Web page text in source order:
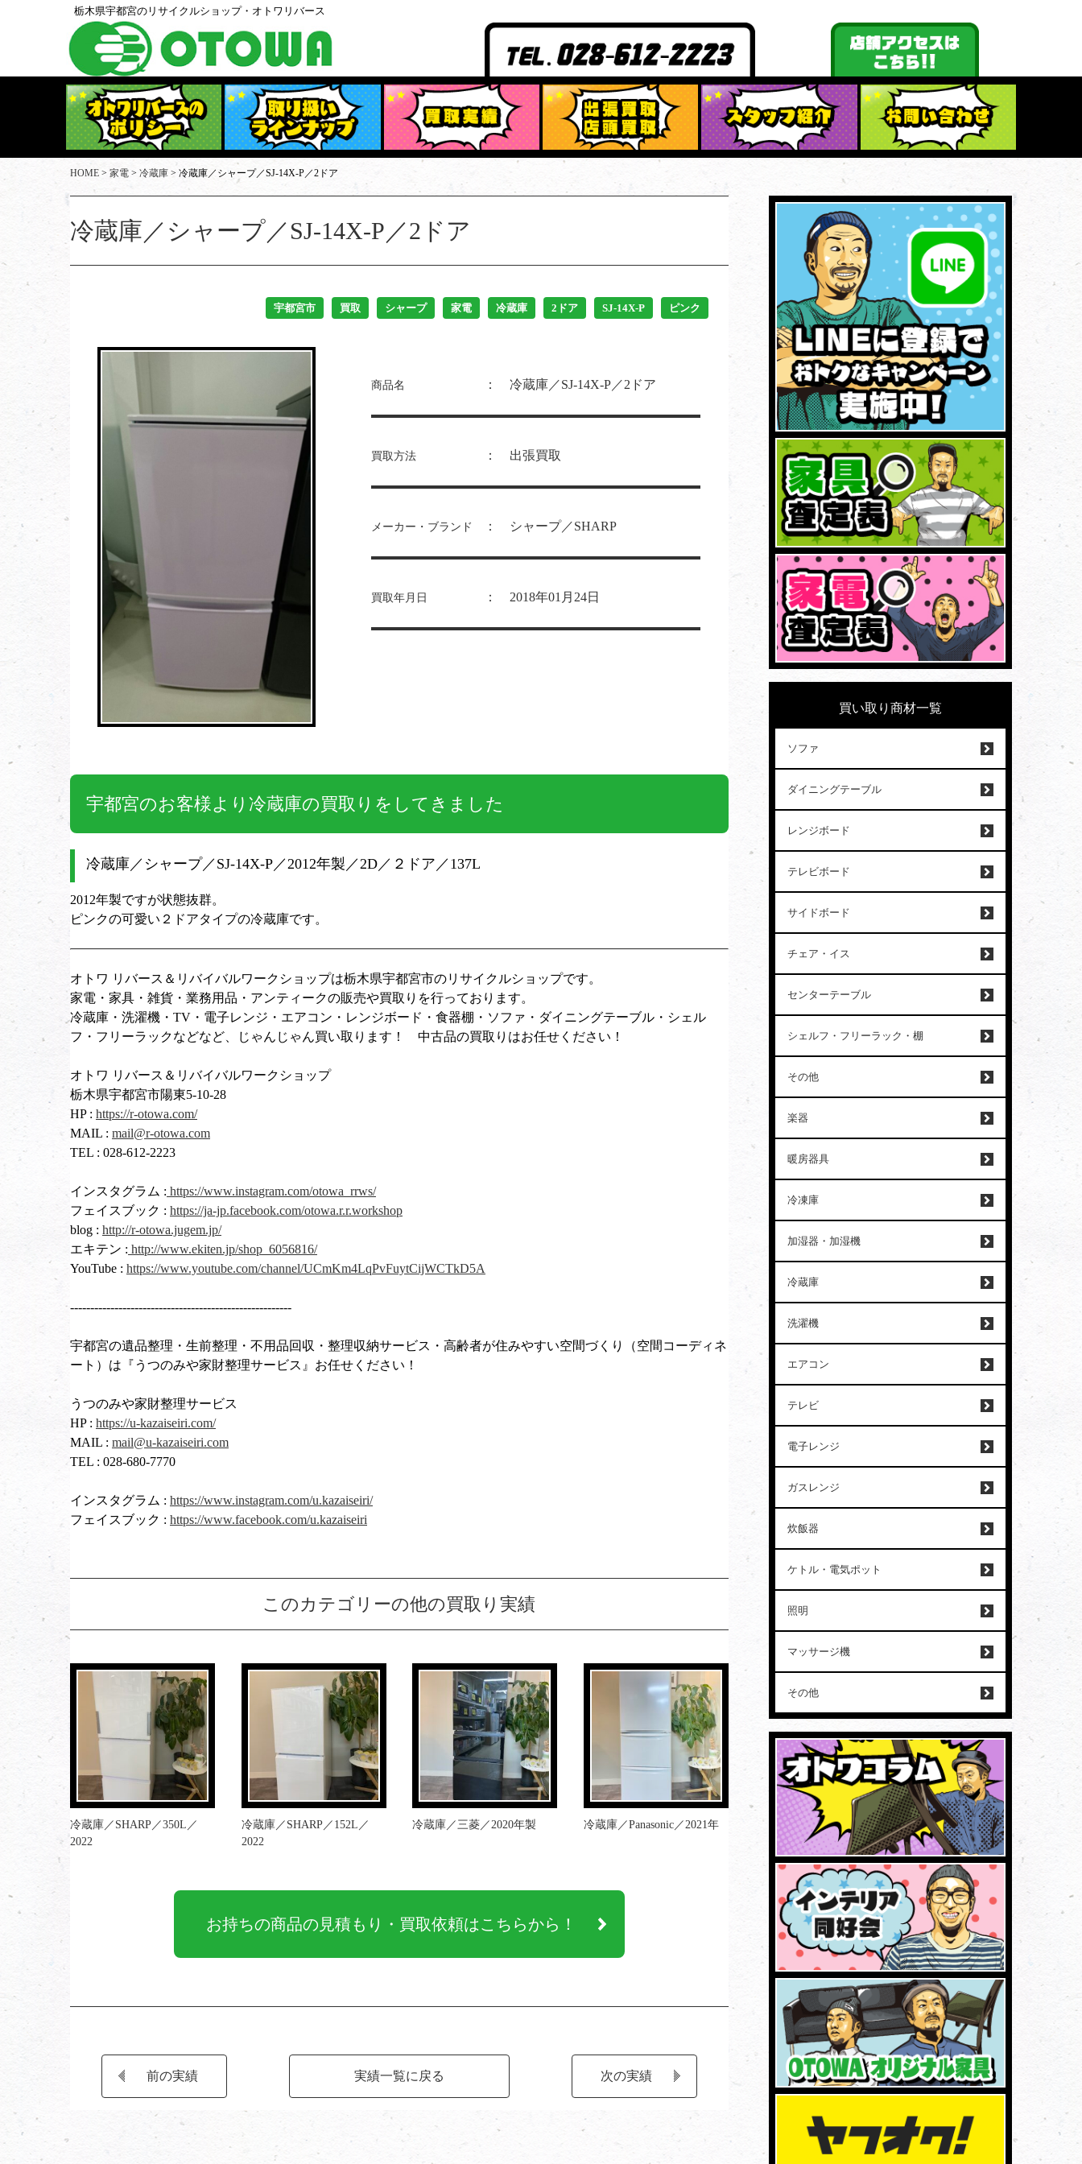
栃木県宇都宮のリサイクルショップ・オトワリバース
オトワリバースのポリシー
出張買取・店頭買取
スタッフ紹介
HOME > 家電 > 冷蔵庫 > 冷蔵庫／シャープ／SJ-14X-P／2ドア
冷蔵庫／シャープ／SJ-14X-P／2ドア
宇都宮市 買取 シャープ 家電 冷蔵庫 2ドア SJ-14X-P ピンク
商品名 ： 冷蔵庫／SJ-14X-P／2ドア
買取方法 ： 出張買取
メーカー・ブランド ： シャープ／SHARP
買取年月日 ： 2018年01月24日
宇都宮のお客様より冷蔵庫の買取りをしてきました
冷蔵庫／シャープ／SJ-14X-P／2012年製／2D／２ドア／137L
2012年製ですが状態抜群。
ピンクの可愛い２ドアタイプの冷蔵庫です。
オトワ リバース＆リバイバルワークショップは栃木県宇都宮市のリサイクルショップです。
家電・家具・雑貨・業務用品・アンティークの販売や買取りを行っております。
冷蔵庫・洗濯機・TV・電子レンジ・エアコン・レンジボード・食器棚・ソファ・ダイニングテーブル・シェル
フ・フリーラックなどなど、じゃんじゃん買い取ります！ 中古品の買取りはお任せください！
オトワ リバース＆リバイバルワークショップ
栃木県宇都宮市陽東5-10-28
HP : https://r-otowa.com/
MAIL : mail@r-otowa.com
TEL : 028-612-2223
インスタグラム : https://www.instagram.com/otowa_rrws/
フェイスブック : https://ja-jp.facebook.com/otowa.r.r.workshop
blog : http://r-otowa.jugem.jp/
エキテン : http://www.ekiten.jp/shop_6056816/
YouTube : https://www.youtube.com/channel/UCmKm4LqPvFuytCijWCTkD5A
-------------------------------------------------------
宇都宮の遺品整理・生前整理・不用品回収・整理収納サービス・高齢者が住みやすい空間づくり（空間コーディネ
ート）は『うつのみや家財整理サービス』お任せください！
うつのみや家財整理サービス
HP : https://u-kazaiseiri.com/
MAIL : mail@u-kazaiseiri.com
TEL : 028-680-7770
インスタグラム : https://www.instagram.com/u.kazaiseiri/
フェイスブック : https://www.facebook.com/u.kazaiseiri
このカテゴリーの他の買取り実績
冷蔵庫／SHARP／350L／
2022
冷蔵庫／SHARP／152L／
2022
冷蔵庫／三菱／2020年製 冷蔵庫／Panasonic／2021年
お持ちの商品の見積もり・買取依頼はこちらから！
前の実績 実績一覧に戻る 次の実績
買い取り商材一覧
ソファ
ダイニングテーブル
レンジボード
テレビボード
サイドボード
チェア・イス
センターテーブル
シェルフ・フリーラック・棚
その他
楽器
暖房器具
冷凍庫
加湿器・加湿機
冷蔵庫
洗濯機
エアコン
テレビ
電子レンジ
ガスレンジ
炊飯器
ケトル・電気ポット
照明
マッサージ機
その他